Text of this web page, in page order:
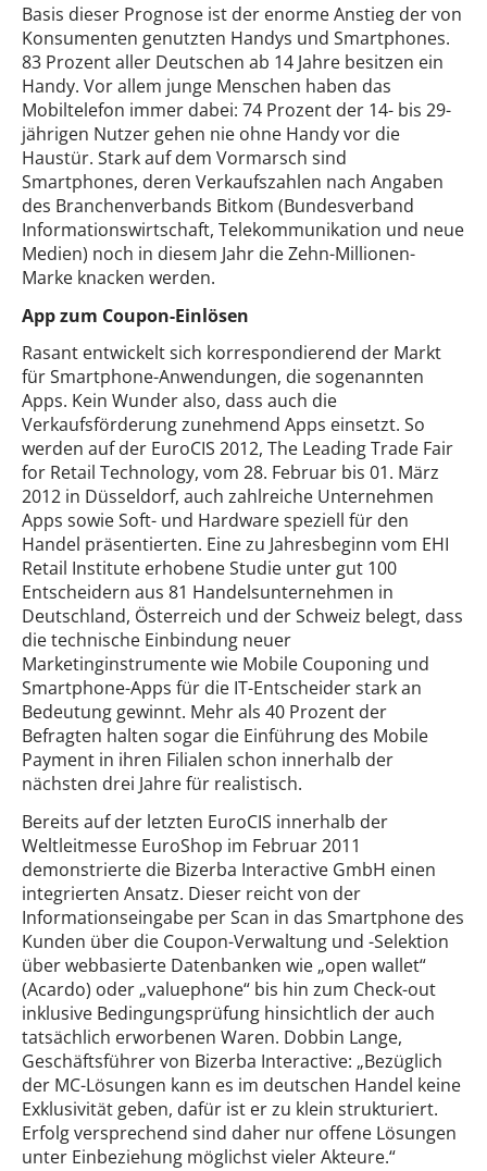
Basis dieser Prognose ist der enorme Anstieg der von
Konsumenten genutzten Handys und Smartphones.
83 Prozent aller Deutschen ab 14 Jahre besitzen ein
Handy. Vor allem junge Menschen haben das
Mobiltelefon immer dabei: 74 Prozent der 14- bis 29-
jährigen Nutzer gehen nie ohne Handy vor die
Haustür. Stark auf dem Vormarsch sind
Smartphones, deren Verkaufszahlen nach Angaben
des Branchenverbands Bitkom (Bundesverband
Informationswirtschaft, Telekommunikation und neue
Medien) noch in diesem Jahr die Zehn-Millionen-
Marke knacken werden.
App zum Coupon-Einlösen
Rasant entwickelt sich korrespondierend der Markt
für Smartphone-Anwendungen, die sogenannten
Apps. Kein Wunder also, dass auch die
Verkaufsförderung zunehmend Apps einsetzt. So
werden auf der EuroCIS 2012, The Leading Trade Fair
for Retail Technology, vom 28. Februar bis 01. März
2012 in Düsseldorf, auch zahlreiche Unternehmen
Apps sowie Soft- und Hardware speziell für den
Handel präsentierten. Eine zu Jahresbeginn vom EHI
Retail Institute erhobene Studie unter gut 100
Entscheidern aus 81 Handelsunternehmen in
Deutschland, Österreich und der Schweiz belegt, dass
die technische Einbindung neuer
Marketinginstrumente wie Mobile Couponing und
Smartphone-Apps für die IT-Entscheider stark an
Bedeutung gewinnt. Mehr als 40 Prozent der
Befragten halten sogar die Einführung des Mobile
Payment in ihren Filialen schon innerhalb der
nächsten drei Jahre für realistisch.
Bereits auf der letzten EuroCIS innerhalb der
Weltleitmesse EuroShop im Februar 2011
demonstrierte die Bizerba Interactive GmbH einen
integrierten Ansatz. Dieser reicht von der
Informationseingabe per Scan in das Smartphone des
Kunden über die Coupon-Verwaltung und -Selektion
über webbasierte Datenbanken wie „open wallet“
(Acardo) oder „valuephone“ bis hin zum Check-out
inklusive Bedingungsprüfung hinsichtlich der auch
tatsächlich erworbenen Waren. Dobbin Lange,
Geschäftsführer von Bizerba Interactive: „Bezüglich
der MC-Lösungen kann es im deutschen Handel keine
Exklusivität geben, dafür ist er zu klein strukturiert.
Erfolg versprechend sind daher nur offene Lösungen
unter Einbeziehung möglichst vieler Akteure.“